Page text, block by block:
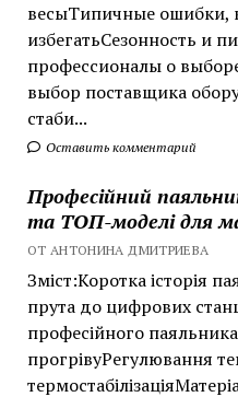
весыТипичные ошибки,
избегатьСезонность и
профессионалы о
выбор поставщика
стаби...
Оставить комментарий
Професійний
та ТОП-моделі для
ОТ АНТОНИНА ДМИТРИЕВА
Зміст:Коротка історія
прута до цифрових
професійного
прогрівуРегулювання